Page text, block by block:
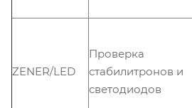
ZENER/LED
Проверка
стабилитронов и
светодиодов